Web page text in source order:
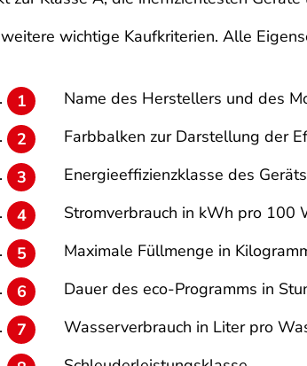
wichtige Kaufkriterien. Alle
Name des Herstellers und des
Farbbalken zur Darstellung der
Energieeffizienzklasse des Geräts
Stromverbrauch in kWh pro 100
Maximale Füllmenge in
Dauer des eco-Programms in
Wasserverbrauch in Liter pro